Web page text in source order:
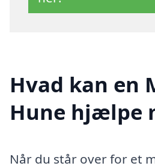
Hvad kan en
Hune hjælpe
Når du står over for et